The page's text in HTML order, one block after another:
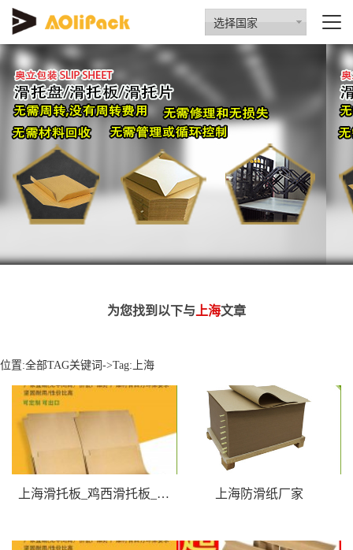
选择国家
为您找到以下与 上海文章
位置:全部TAG关键词 ->Tag:上海
上海滑托板_鸡西滑托板_滑托盘生产厂家 上海防滑纸厂家